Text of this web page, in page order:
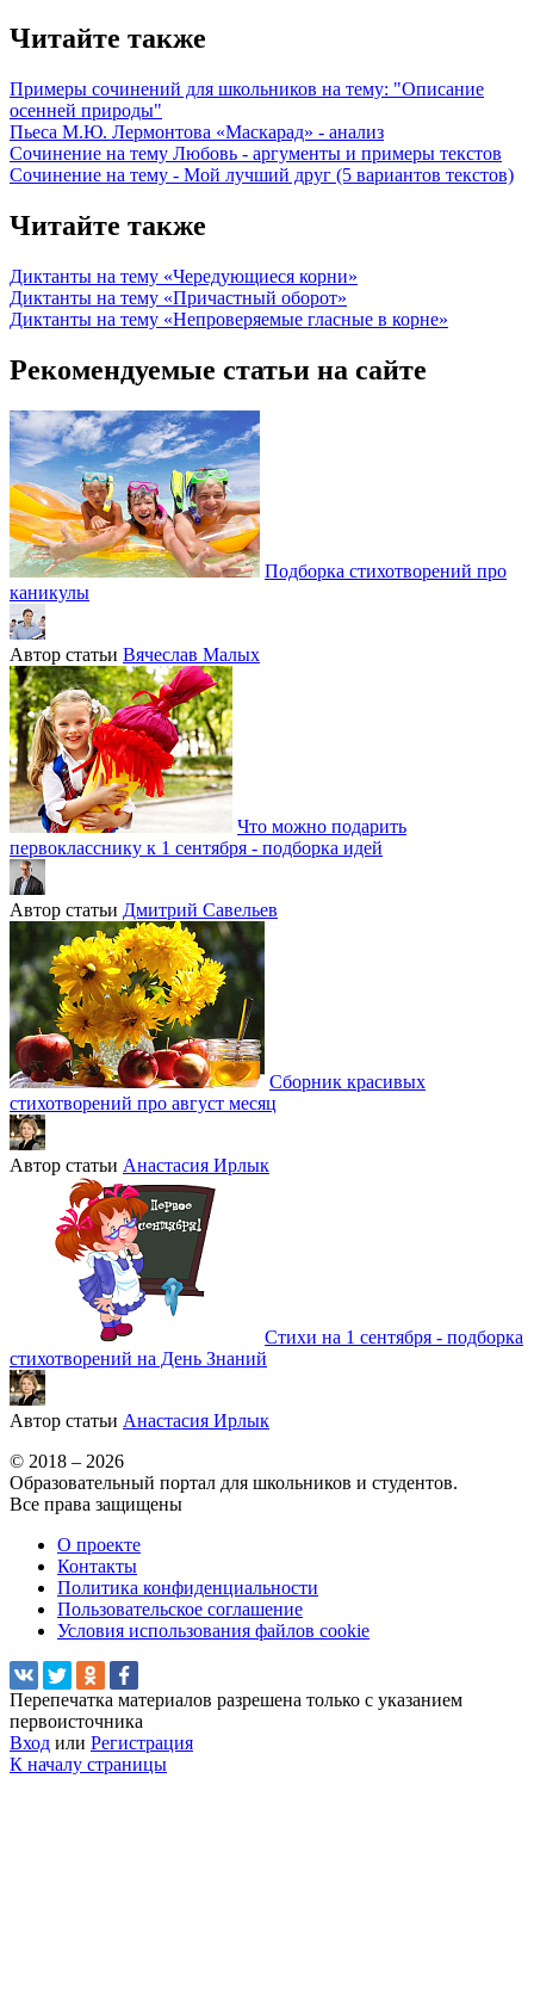
Читайте также
Примеры сочинений для школьников на тему: "Описание
осенней природы"
Пьеса М.Ю. Лермонтова «Маскарад» - анализ
Сочинение на тему Любовь - аргументы и примеры текстов
Сочинение на тему - Мой лучший друг (5 вариантов текстов)
Читайте также
Диктанты на тему «Чередующиеся корни»
Диктанты на тему «Причастный оборот»
Диктанты на тему «Непроверяемые гласные в корне»
Рекомендуемые статьи на сайте
Подборка стихотворений про
каникулы
Автор статьи Вячеслав Малых
Что можно подарить
первокласснику к 1 сентября - подборка идей
Автор статьи Дмитрий Савельев
Сборник красивых
стихотворений про август месяц
Автор статьи Анастасия Ирлык
Стихи на 1 сентября - подборка
стихотворений на День Знаний
Автор статьи Анастасия Ирлык
© 2018 – 2026
Образовательный портал для школьников и студентов.
Все права защищены
О проекте
Контакты
Политика конфиденциальности
Пользовательское соглашение
Условия использования файлов cookie
Перепечатка материалов разрешена только с указанием
первоисточника
Вход или Регистрация
К началу страницы